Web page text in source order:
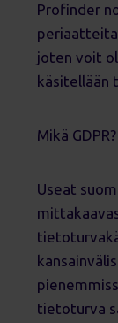
Profinder
periaatteita
joten voit
käsitellään
Mikä GDPR?
Useat
tietoturva